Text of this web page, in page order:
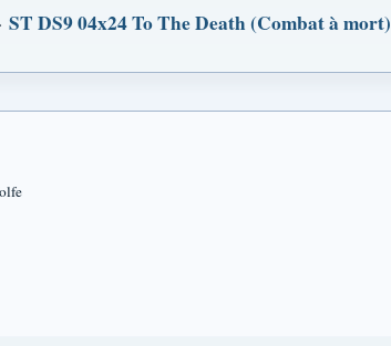
ST DS9 04x24 To The Death (Combat à mort)